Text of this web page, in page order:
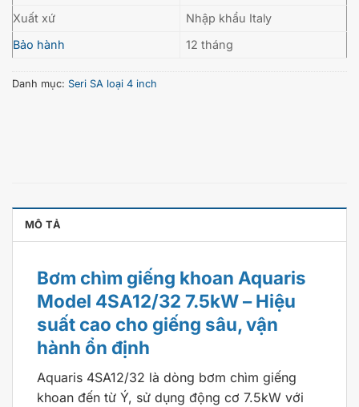
Xuất xứ
Nhập khẩu Italy
Bảo hành
12 tháng
Danh mục: Seri SA loại 4 inch
MÔ TẢ
Bơm chìm giếng khoan Aquaris
Model 4SA12/32 7.5kW – Hiệu
suất cao cho giếng sâu, vận
hành ổn định
Aquaris 4SA12/32 là dòng bơm chìm giếng
khoan đến từ Ý, sử dụng động cơ 7.5kW với